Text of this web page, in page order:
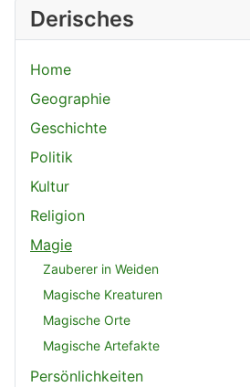
Derisches
Home
Geographie
Geschichte
Politik
Kultur
Religion
Magie
Zauberer in Weiden
Magische Kreaturen
Magische Orte
Magische Artefakte
Persönlichkeiten